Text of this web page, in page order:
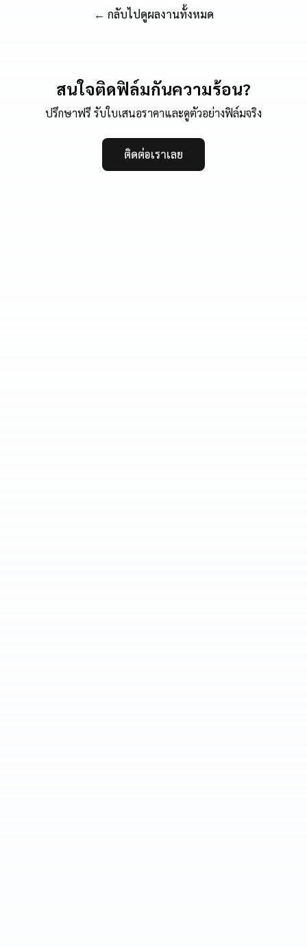
← กลับไปดูผลงานทั้งหมด
สนใจติดฟิล์มกันความร้อน?
ปรึกษาฟรี รับใบเสนอราคาและดูตัวอย่างฟิล์มจริง
ติดต่อเราเลย